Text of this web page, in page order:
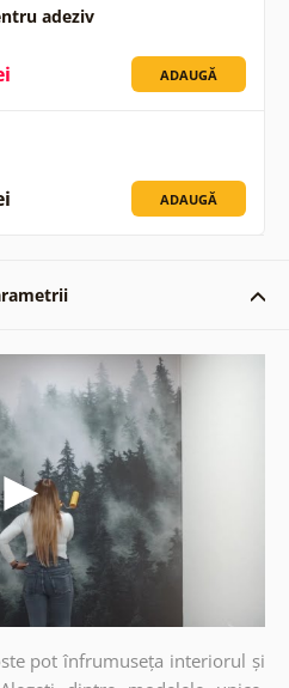
adeziv
ADAUGĂ
ADAUGĂ
pot înfrumuseța interiorul și